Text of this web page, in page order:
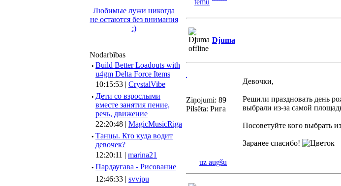
Любимые лужи никогда
не остаются без внимания
:)
Nodarbības
· Build Better Loadouts with
u4gm Delta Force Items
10:15:53 | CrystalVibe
· Дети со взрослыми
вместе занятия пение,
речь, движение
22:20:48 | MagicMusicRiga
· Танцы. Кто куда водит
девочек?
12:20:11 | marina21
· Пардаугава - Рисование
12:46:33 | svvipu
Djuma
Ziņojumi: 89
Pilsēta: Рига
Девочки,
Решили праздновать день
выбрали из-за самой
Посоветуйте кого выбрать
Заранее спасибо!
uz augšu